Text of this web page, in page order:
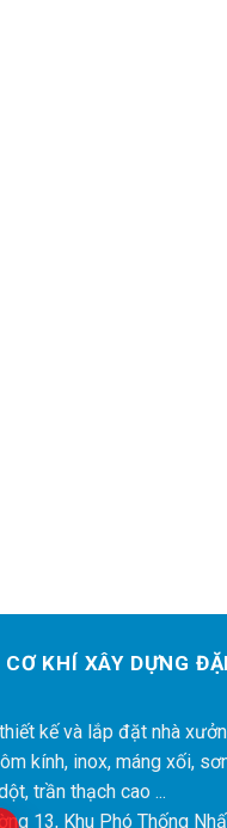
KHÍ XÂY DỰNG
kế và lắp đặt nhà
kính, inox, máng xối,
trần thạch cao ...
13, Khu Phó Thống